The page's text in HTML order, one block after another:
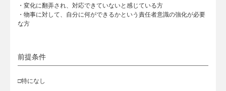
・変化に翻弄され、対応できていないと感じている方
・物事に対して、自分に何ができるかという責任者意識の強化が必要
な方
前提条件
□特になし